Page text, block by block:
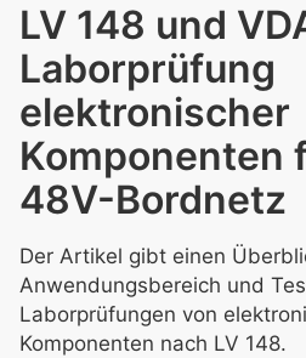
LV 148 und
Laborprüfung
elektronischer
Komponenten
48V-Bordnetz
Der Artikel gibt einen
Anwendungsbereich und
Laborprüfungen von
Komponenten nach LV 148.